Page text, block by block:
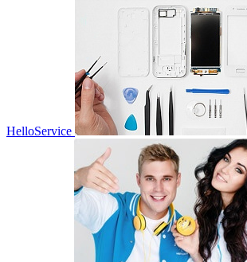
HelloService